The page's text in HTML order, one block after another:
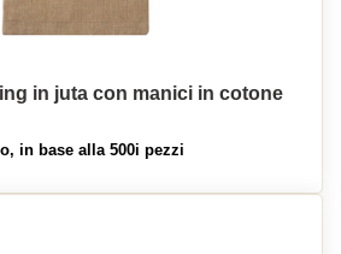
in juta con manici in cotone
in base alla 500i pezzi